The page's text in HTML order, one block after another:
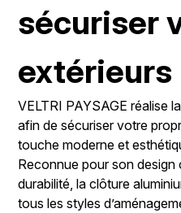
sécuriser
extérieurs
VELTRI PAYSAGEréalise
afin de sécuriser votre
touche moderne et
Reconnue pour son
durabilité, la clôture
tous les styles